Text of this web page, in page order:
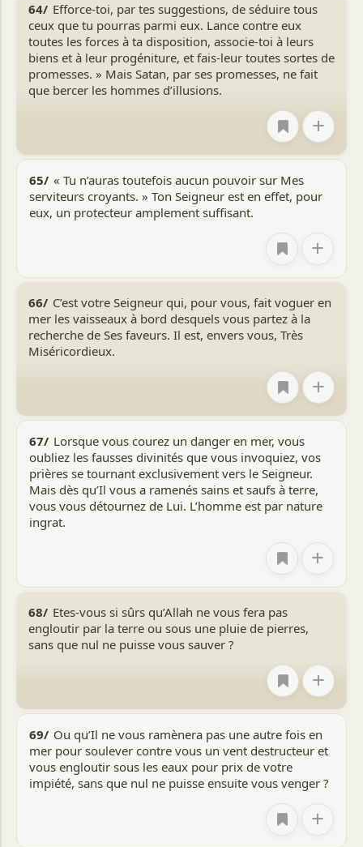
64/ Efforce-toi, par tes suggestions, de séduire tous
ceux que tu pourras parmi eux. Lance contre eux
toutes les forces à ta disposition, associe-toi à leurs
biens et à leur progéniture, et fais-leur toutes sortes de
promesses. » Mais Satan, par ses promesses, ne fait
que bercer les hommes d’illusions.
+
65/ « Tu n’auras toutefois aucun pouvoir sur Mes
serviteurs croyants. » Ton Seigneur est en effet, pour
eux, un protecteur amplement suffisant.
+
66/ C’est votre Seigneur qui, pour vous, fait voguer en
mer les vaisseaux à bord desquels vous partez à la
recherche de Ses faveurs. Il est, envers vous, Très
Miséricordieux.
+
67/ Lorsque vous courez un danger en mer, vous
oubliez les fausses divinités que vous invoquiez, vos
prières se tournant exclusivement vers le Seigneur.
Mais dès qu’Il vous a ramenés sains et saufs à terre,
vous vous détournez de Lui. L’homme est par nature
ingrat.
+
68/ Etes-vous si sûrs qu’Allah ne vous fera pas
engloutir par la terre ou sous une pluie de pierres,
sans que nul ne puisse vous sauver ?
+
69/ Ou qu’Il ne vous ramènera pas une autre fois en
mer pour soulever contre vous un vent destructeur et
vous engloutir sous les eaux pour prix de votre
impiété, sans que nul ne puisse ensuite vous venger ?
+